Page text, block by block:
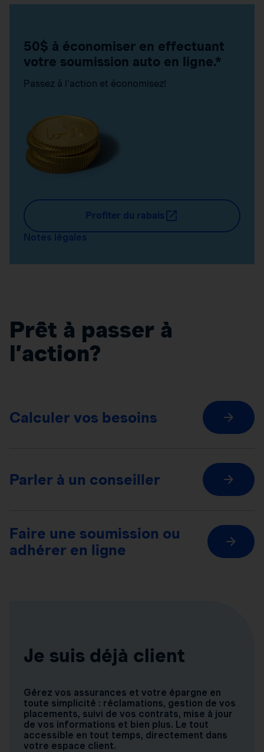
50$ à économiser en effectuant
votre soumission auto en ligne.*
Passez à l'action et économisez!
Profiter du rabais
Notes légales
Prêt à passer à
l’action?
Calculer vos besoins
Parler à un conseiller
Faire une soumission ou
adhérer en ligne
Je suis déjà client
Gérez vos assurances et votre épargne en
toute simplicité : réclamations, gestion de vos
placements, suivi de vos contrats, mise à jour
de vos informations et bien plus. Le tout
accessible en tout temps, directement dans
votre espace client.